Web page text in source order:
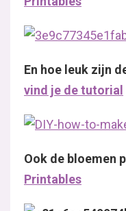
En hoe leuk zijn
vind je de tutorial
Ook de bloemen
Printables